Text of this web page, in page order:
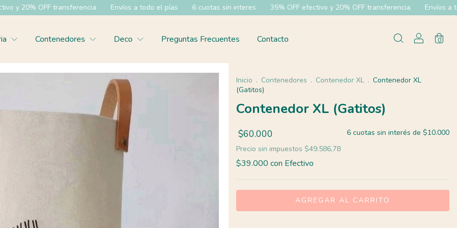
Envíos a todo el pías 6 cuotas sin interes 35% OFF efectivo y 20% OFF transferencia Envíos a todo el pías 6
Contenedores Deco Preguntas Frecuentes Contacto 0
Inicio . Contenedores . Contenedor XL . Contenedor XL
(Gatitos)
Contenedor XL (Gatitos)
$60.000 6 cuotas sin interés de $10.000
Precio sin impuestos $49.586,78
$39.000 con Efectivo